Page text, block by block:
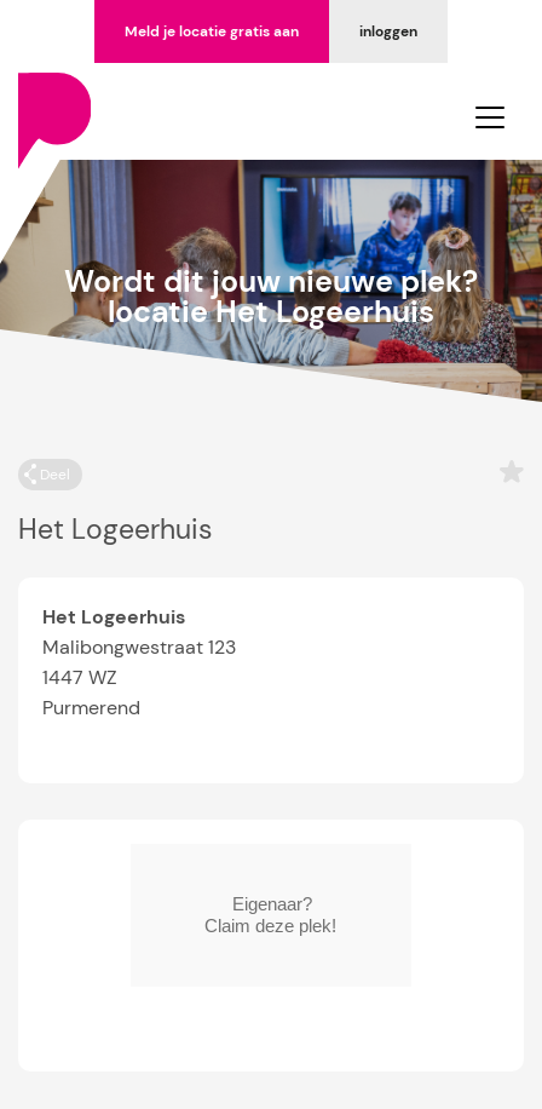
inloggen
Meld je locatie gratis aan
Wordt dit jouw nieuwe plek?
locatie Het Logeerhuis
Deel
Het Logeerhuis
Het Logeerhuis
Malibongwestraat 123
1447 WZ
Purmerend